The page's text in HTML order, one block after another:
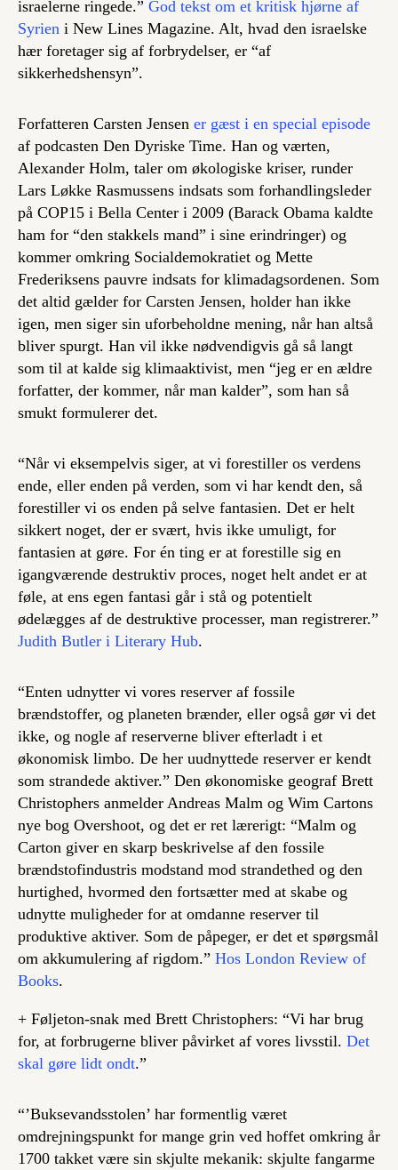
israelerne ringede.” God tekst om et kritisk hjørne af
Syrien i New Lines Magazine. Alt, hvad den israelske
hær foretager sig af forbrydelser, er “af
sikkerhedshensyn”.
Forfatteren Carsten Jensen er gæst i en special episode
af podcasten Den Dyriske Time. Han og værten,
Alexander Holm, taler om økologiske kriser, runder
Lars Løkke Rasmussens indsats som forhandlingsleder
på COP15 i Bella Center i 2009 (Barack Obama kaldte
ham for “den stakkels mand” i sine erindringer) og
kommer omkring Socialdemokratiet og Mette
Frederiksens pauvre indsats for klimadagsordenen. Som
det altid gælder for Carsten Jensen, holder han ikke
igen, men siger sin uforbeholdne mening, når han altså
bliver spurgt. Han vil ikke nødvendigvis gå så langt
som til at kalde sig klimaaktivist, men “jeg er en ældre
forfatter, der kommer, når man kalder”, som han så
smukt formulerer det.
“Når vi eksempelvis siger, at vi forestiller os verdens
ende, eller enden på verden, som vi har kendt den, så
forestiller vi os enden på selve fantasien. Det er helt
sikkert noget, der er svært, hvis ikke umuligt, for
fantasien at gøre. For én ting er at forestille sig en
igangværende destruktiv proces, noget helt andet er at
føle, at ens egen fantasi går i stå og potentielt
ødelægges af de destruktive processer, man registrerer.”
Judith Butler i Literary Hub.
“Enten udnytter vi vores reserver af fossile
brændstoffer, og planeten brænder, eller også gør vi det
ikke, og nogle af reserverne bliver efterladt i et
økonomisk limbo. De her uudnyttede reserver er kendt
som strandede aktiver.” Den økonomiske geograf Brett
Christophers anmelder Andreas Malm og Wim Cartons
nye bog Overshoot, og det er ret lærerigt: “Malm og
Carton giver en skarp beskrivelse af den fossile
brændstofindustris modstand mod strandethed og den
hurtighed, hvormed den fortsætter med at skabe og
udnytte muligheder for at omdanne reserver til
produktive aktiver. Som de påpeger, er det et spørgsmål
om akkumulering af rigdom.” Hos London Review of
Books.
+ Føljeton-snak med Brett Christophers: “Vi har brug
for, at forbrugerne bliver påvirket af vores livsstil. Det
skal gøre lidt ondt.”
“’Buksevandsstolen’ har formentlig været
omdrejningspunkt for mange grin ved hoffet omkring år
1700 takket være sin skjulte mekanik: skjulte fangarme